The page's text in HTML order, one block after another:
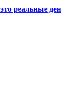
реальные